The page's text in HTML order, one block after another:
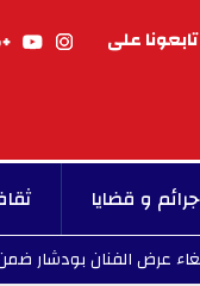
تابعونا على
جرائم و قضايا
بودشار ضمن مهرجان